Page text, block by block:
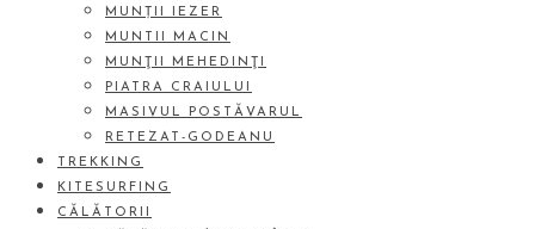
MUNȚII IEZER
MUNTII MACIN
MUNŢII MEHEDINŢI
PIATRA CRAIULUI
MASIVUL POSTĂVARUL
RETEZAT-GODEANU
TREKKING
KITESURFING
CĂLĂTORII